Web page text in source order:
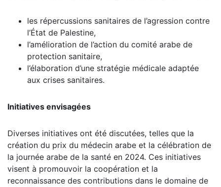
les répercussions sanitaires de l’agression contre
l’État de Palestine,
l’amélioration de l’action du comité arabe de
protection sanitaire,
l’élaboration d’une stratégie médicale adaptée
aux crises sanitaires.
Initiatives envisagées
Diverses initiatives ont été discutées, telles que la
création du prix du médecin arabe et la célébration de
la journée arabe de la santé en 2024. Ces initiatives
visent à promouvoir la coopération et la
reconnaissance des contributions dans le domaine de